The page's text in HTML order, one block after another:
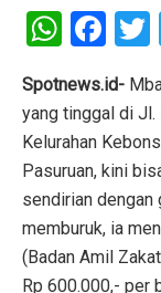
W
h
at
s
A
p
p
F
a
ce
b
o
o
k
Spotnews.id-
yang tinggal di Jl.
Kelurahan
Pasuruan, kini
sendirian dengan
memburuk, ia
(Badan Amil
Rp 600.000,- per